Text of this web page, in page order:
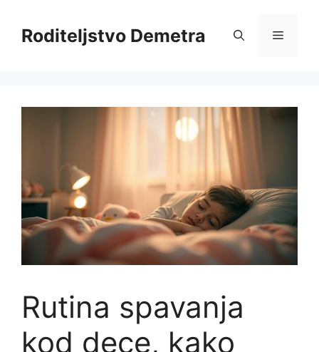
contentRoditeljstvo Demetra Menu
Rutina spavanja
kod dece, kako